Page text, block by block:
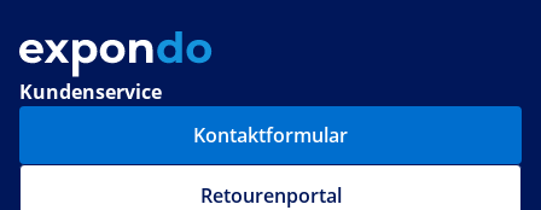
Kundenservice
Kontaktformular
Retourenportal